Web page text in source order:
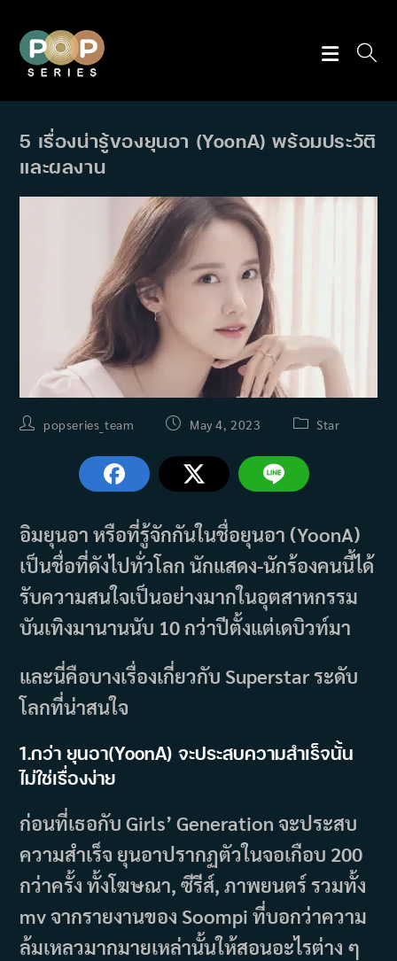
content
5 เรื่องน่ารู้ของยุนอา (YoonA) พร้อมประวัติ
และผลงาน
Postpopseries_team
PostMay 4, 2023
PostStar
อิมยุนอา หรือที่รู้จักกันในชื่อยุนอา (YoonA)
เป็นชื่อที่ดังไปทั่วโลก นักแสดง-นักร้องคนนี้ได้
รับความสนใจเป็นอย่างมากในอุตสาหกรรม
บันเทิงมานานนับ 10 กว่าปีตั้งแต่เดบิวท์มา
และนี่คือบางเรื่องเกี่ยวกับ Superstar ระดับ
โลกที่น่าสนใจ
1.กว่า ยุนอา(YoonA) จะประสบความสำเร็จนั้น
ไม่ใช่เรื่องง่าย
ก่อนที่เธอกับ Girls’ Generation จะประสบ
ความสำเร็จ ยุนอาปรากฏตัวในจอเกือบ 200
กว่าครั้ง ทั้งโฆษณา, ซีรีส์, ภาพยนตร์ รวมทั้ง
mv จากรายงานของ Soompi ที่บอกว่าความ
ล้มเหลวมากมายเหล่านั้นให้สอนอะไรต่าง ๆ